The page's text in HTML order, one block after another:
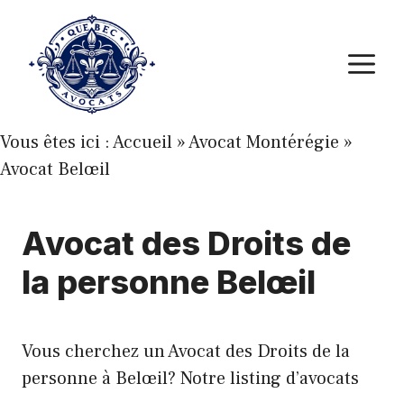
contenu
Vous êtes ici :Accueil »Avocat Montérégie »
Avocat Belœil
Avocat des Droits de
la personne Belœil
Vous cherchez un Avocat des Droits de la
personne à Belœil? Notre listing d’avocats